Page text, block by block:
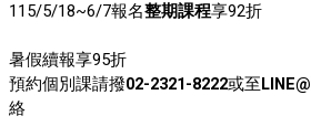
115/5/18~6/7報名整期課程享92折
暑假續報享95折
預約個別課請撥02-2321-8222或至
絡